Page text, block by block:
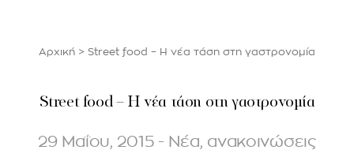
Αρχική > Street food – Η νέα τάση στη γαστρονομία
Street food – Η νέα τάση στη γαστρονομία
29 Μαΐου, 2015 - Νέα, ανακοινώσεις